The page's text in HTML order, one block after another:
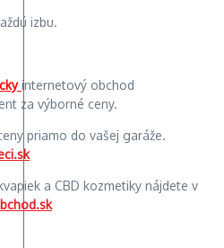
izbu.
internetový obchod
za výborné ceny.
priamo do vašej garáže.
a CBD kozmetiky nájdete v